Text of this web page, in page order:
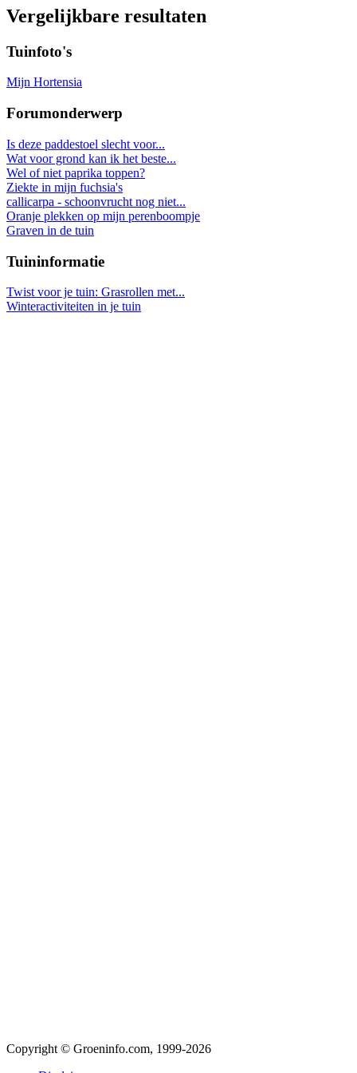
Vergelijkbare resultaten
Tuinfoto's
Mijn Hortensia
Forumonderwerp
Is deze paddestoel slecht voor...
Wat voor grond kan ik het beste...
Wel of niet paprika toppen?
Ziekte in mijn fuchsia's
callicarpa - schoonvrucht nog niet...
Oranje plekken op mijn perenboompje
Graven in de tuin
Tuininformatie
Twist voor je tuin: Grasrollen met...
Winteractiviteiten in je tuin
Copyright © Groeninfo.com, 1999-2026